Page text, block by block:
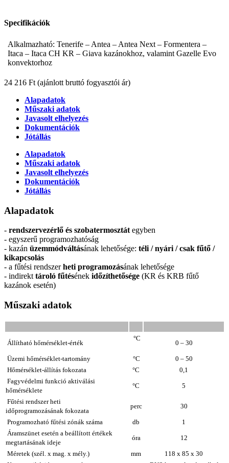
Specifikációk
Alkalmazható: Tenerife – Antea – Antea Next – Formentera –
Itaca – Itaca CH KR – Giava kazánokhoz, valamint Gazelle Evo
konvektorhoz
24 216 Ft (ajánlott bruttó fogyasztói ár)
Alapadatok
Műszaki adatok
Javasolt elhelyezés
Dokumentációk
Jótállás
Alapadatok
Műszaki adatok
Javasolt elhelyezés
Dokumentációk
Jótállás
Alapadatok
- rendszervezérlő és szobatermosztát egyben
- egyszerű programozhatóság
- kazán üzemmódváltásának lehetősége: téli / nyári / csak fűtő /
kikapcsolás
- a fűtési rendszerheti programozásának lehetősége
- indirekt tároló fűtésének időzíthetősége (KR és KRB fűtő
kazánok esetén)
Műszaki adatok
Állítható hőmérséklet-érték
°C
0 – 30
Üzemi hőmérséklet-tartomány °C
0 – 50
Hőmérséklet-állítás fokozata
°C
0,1
Fagyvédelmi funkció aktiválási
hőmérséklete
°C 5
Fűtési rendszer heti
időprogramozásának fokozata
perc 30
Programozható fűtési zónák száma db
1
Áramszünet esetén a beállított értékek
megtartásának ideje
óra 12
Méretek (szél. x mag. x mély.) mm
118 x 85 x 30